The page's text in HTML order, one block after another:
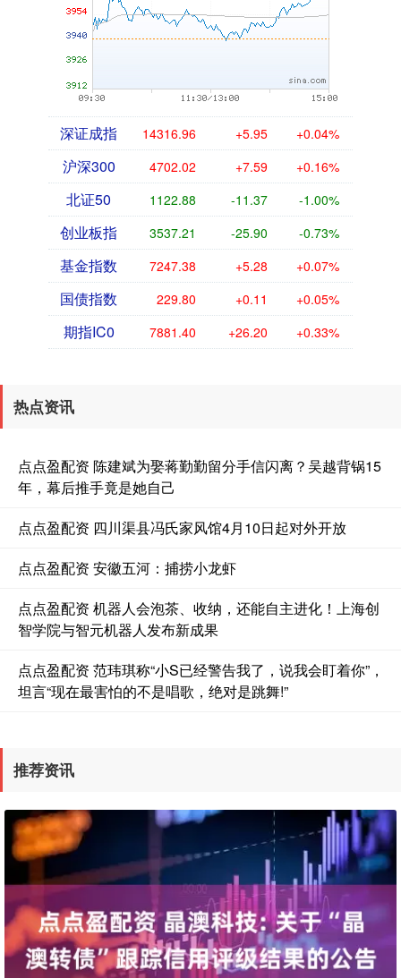
深证成指 14316.96 +5.95 +0.04%
沪深300 4702.02 +7.59 +0.16%
北证50 1122.88 -11.37 -1.00%
创业板指 3537.21 -25.90 -0.73%
基金指数 7247.38 +5.28 +0.07%
国债指数 229.80 +0.11 +0.05%
期指IC0 7881.40 +26.20 +0.33%
热点资讯
点点盈配资 陈建斌为娶蒋勤勤留分手信闪离？吴越背锅15
年，幕后推手竟是她自己
点点盈配资 四川渠县冯氏家风馆4月10日起对外开放
点点盈配资 安徽五河：捕捞小龙虾
点点盈配资 机器人会泡茶、收纳，还能自主进化！上海创
智学院与智元机器人发布新成果
点点盈配资 范玮琪称“小S已经警告我了，说我会盯着你”，
坦言“现在最害怕的不是唱歌，绝对是跳舞!”
推荐资讯